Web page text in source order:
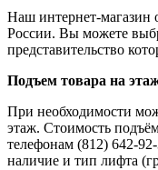
Наш интернет-магазин
России. Вы можете
представительство
Подъем товара на
При необходимости
этаж. Стоимость
телефонам (812) 642-
наличие и тип лифта